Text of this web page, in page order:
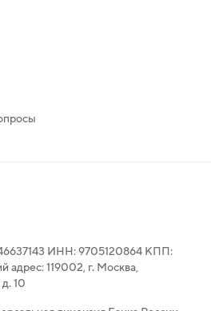
ИНН: 9705120864 КПП:
119002, г. Москва,
10